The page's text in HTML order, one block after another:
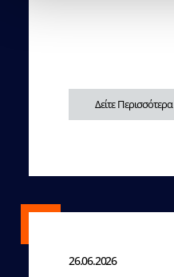
Δείτε Περισσότερα
26.06.2026